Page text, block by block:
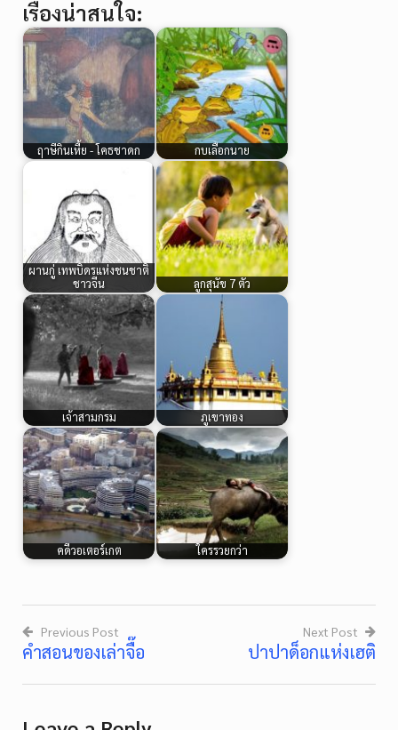
เรื่องน่าสนใจ:
ฤาษีกินเหี้ย - โคธชาดก กบเลือกนาย
ผานกู่ เทพบิดรแห่งชนชาติ
ชาวจีน
ลูกสุนัข 7 ตัว
เจ้าสามกรม ภูเขาทอง
คดีวอเตอร์เกต ใครรวยกว่า
Post
navigation
Previous Post
คำสอนของเล่าจื๊อ
Next Post
ปาปาด็อกแห่งเฮติ